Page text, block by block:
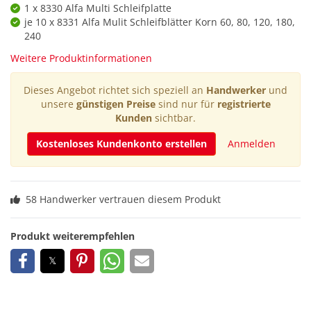
1 x 8330 Alfa Multi Schleifplatte
je 10 x 8331 Alfa Mulit Schleifblätter Korn 60, 80, 120, 180,
240
Weitere Produktinformationen
Dieses Angebot richtet sich speziell an Handwerker und
unsere günstigen Preisesind nur für registrierte
Kunden sichtbar.
Kostenloses Kundenkonto erstellen
Anmelden
58 Handwerker vertrauen diesem Produkt
Produkt weiterempfehlen